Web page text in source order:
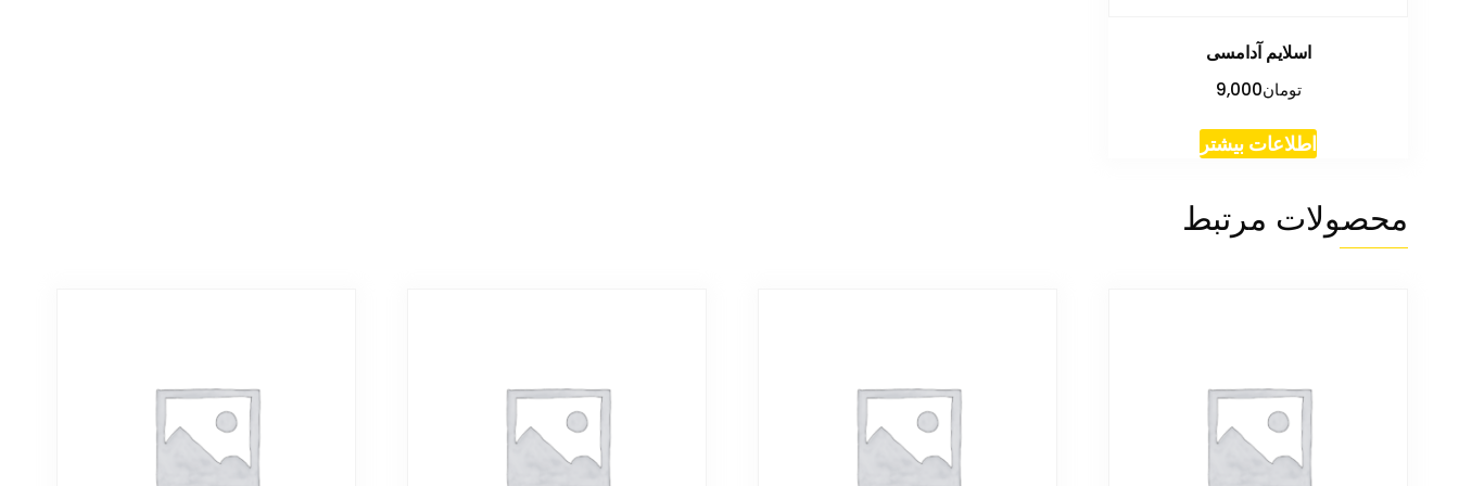
اسلایم آدامسی
تومان9,000
اطلاعات بیشتر
محصولات مرتبط